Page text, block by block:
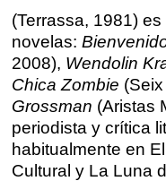
Valencia
Alicante
Murcia
Málaga
Talleres online
Intensivos de
Recreativa 26
El taller de
Cursos
(Terrassa, 1981)
novelas:
2008), Wendolin
Chica Zombie
Grossman (Aristas
periodista y crítica
habitualmente en
Cultural y La Luna